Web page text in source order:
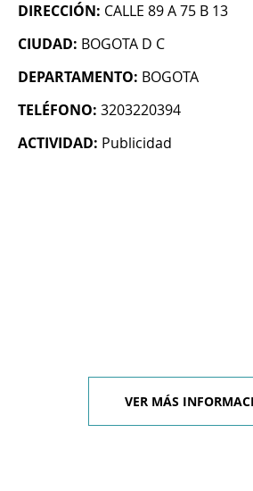
DIRECCIÓN: CALLE 89 A 75 B 13
CIUDAD: BOGOTA D C
DEPARTAMENTO: BOGOTA
TELÉFONO: 3203220394
ACTIVIDAD: Publicidad
VER MÁS